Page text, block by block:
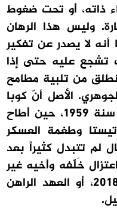
ذاته، أو تحت ضغوط
وليس هذا الرهان
أنه لا يصدر عن تفكير
تشجع عليه حتى إذا
من تلبية مطامح
الأصل أنّ كوبا
تخضع لنظام الحكم ذاته منذ سنة 1959، حين أطاح
وطغمة العسكر
لم تتبدل كثيراً بعد
سنة 2008، أو اعتزال خَلّفه وأخيه غير
الشقيق راؤول كاسترو سنة 2018، أو العهد الراهن